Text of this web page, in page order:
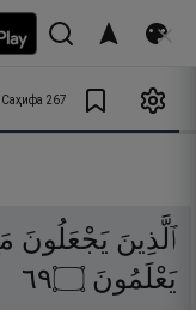
Саҳифа 267
ٱلَّذِينَ يَجْعَلُونَ
يَعْلَمُونَ ۝٩٦